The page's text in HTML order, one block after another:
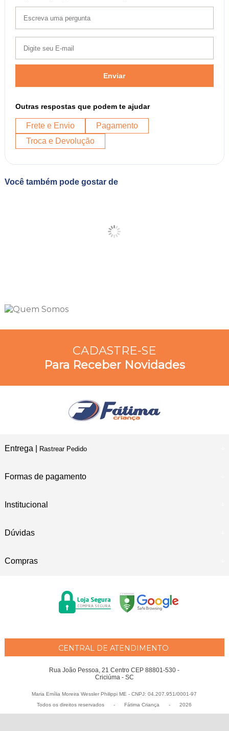
Enviar
Outras respostas que podem te ajudar
Frete e Envio
Pagamento
Troca e Devolução
Você também pode gostar de
CADASTRE-SE
Para Receber Novidades
Entrega | Rastrear Pedido
Formas de pagamento
Institucional
Dúvidas
Compras
CENTRAL DE ATENDIMENTO
Rua João Pessoa, 21 Centro CEP 88801-530 -
Criciúma - SC
Maria Emília Moreira Wessler Philippi ME - CNPJ: 04.207.951/0001-97
Todos os direitos reservados
- Fátima Criança - 2026